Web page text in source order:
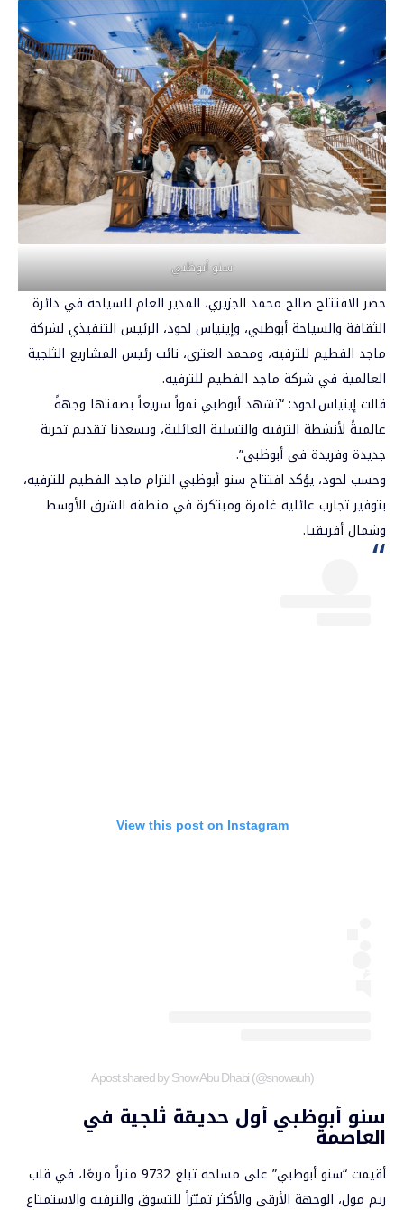
سنو أبوظبي
حضر الافتتاح صالح محمد الجزيري، المدير العام للسياحة في دائرة
الثقافة والسياحةأبوظبي، وإينياس لحود، الرئيس التنفيذي لشركة
ماجد الفطيم للترفيه، ومحمد العتري، نائب رئيس المشاريع الثلجية
العالمية في شركة ماجد الفطيم للترفيه.
قالت إينياس لحود: “تشهد أبوظبي نمواً سريعاً بصفتها وجهةً
عالميةً لأنشطة الترفيه والتسلية العائلية، ويسعدنا تقديم تجربة
جديدة وفريدة في أبوظبي”.
وحسب لحود، يؤكد افتتاح سنو أبوظبي التزام ماجد الفطيم للترفيه،
بتوفير تجارب عائلية غامرة ومبتكرة في منطقة الشرق الأوسط
وشمال أفريقيا.
View this post on Instagram
A post shared by Snow Abu Dhabi (@snowauh)
سنو أبوظبي أول حديقة ثلجية في
العاصمة
أقيمت “سنو أبوظبي” على مساحة تبلغ 9732 متراً مربعًا، في قلب
ريم مول، الوجهة الأرقى والأكثر تميّزاً للتسوق والترفيه والاستمتاع